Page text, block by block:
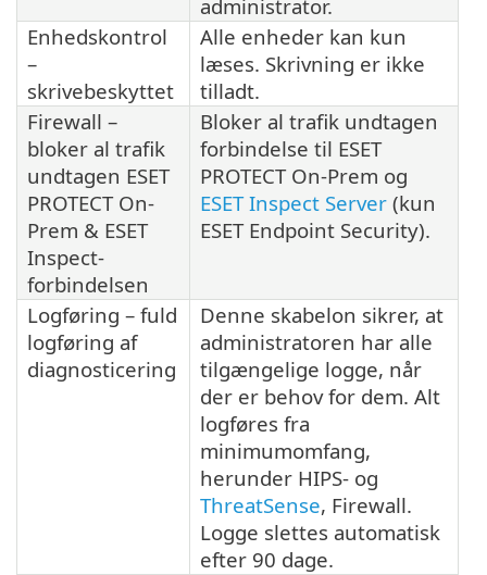
administrator.
Enhedskontrol
–
skrivebeskyttet
Alle enheder kan kun
læses. Skrivning er ikke
tilladt.
Firewall –
bloker al trafik
undtagen ESET
PROTECT On-
Prem & ESET
Inspect-
forbindelsen
Bloker al trafik undtagen
forbindelse til ESET
PROTECT On-Prem og
ESET Inspect Server (kun
ESET Endpoint Security).
Logføring – fuld
logføring af
diagnosticering
Denne skabelon sikrer, at
administratoren har alle
tilgængelige logge, når
der er behov for dem. Alt
logføres fra
minimumomfang,
herunder HIPS- og
ThreatSense, Firewall.
Logge slettes automatisk
efter 90 dage.